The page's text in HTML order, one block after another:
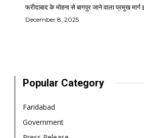
फरीदाबाद के मोहना से बागपुर जाने वाला प्रमुख मार्ग
December 8, 2025
Popular Category
Faridabad
Government